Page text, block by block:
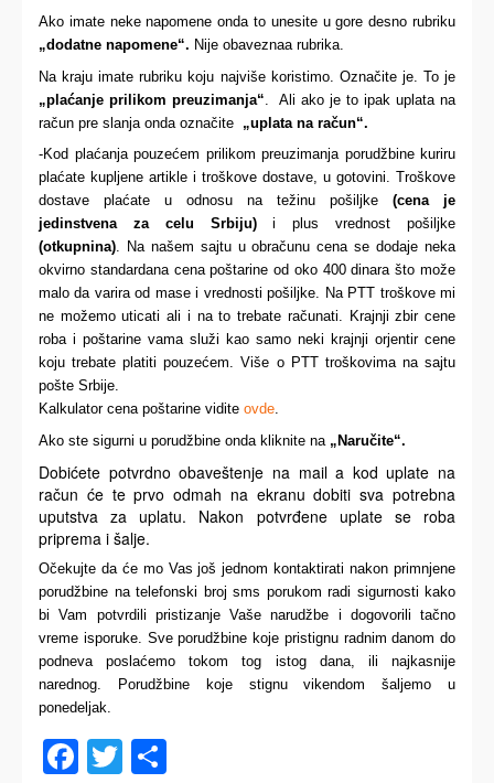
Ako imate neke napomene onda to unesite u gore desno rubriku
„dodatne napomene“. Nije obaveznaa rubrika.
Na kraju imate rubriku koju najviše koristimo. Označite je. To je
„plaćanje prilikom preuzimanja“ . Ali ako je to ipak uplata na
račun pre slanja onda označite „uplata na račun“.
-Kod plaćanja pouzećem prilikom preuzimanja porudžbine kuriru
plaćate kupljene artikle i troškove dostave, u gotovini. Troškove
dostave plaćate u odnosu na težinu pošiljke (cena je
jedinstvena za celu Srbiju)i plus vrednost pošiljke
(otkupnina). Na našem sajtu u obračunu cena se dodaje neka
okvirno standardana cena poštarine od oko 400 dinara što može
malo da varira od mase i vrednosti pošiljke. Na PTT troškove mi
ne možemo uticati ali i na to trebate računati. Krajnji zbir cene
roba i poštarine vama služi kao samo neki krajnji orjentir cene
koju trebate platiti pouzećem. Više o PTT troškovima na sajtu
pošte Srbije.
Kalkulator cena poštarine vidite ovde.
Ako ste sigurni u porudžbine onda kliknite na „Naručite“.
Dobićete potvrdno obaveštenje na mail a kod uplate na
račun će te prvo odmah na ekranu dobiti sva potrebna
uputstva za uplatu. Nakon potvrđene uplate se roba
priprema i šalje.
Očekujte da će mo Vas još jednom kontaktirati nakon primnjene
porudžbine na telefonski broj sms porukom radi sigurnosti kako
bi Vam potvrdili pristizanje Vaše narudžbe i dogovorili tačno
vreme isporuke. Sve porudžbine koje pristignu radnim danom do
podneva poslaćemo tokom tog istog dana, ili najkasnije
narednog. Porudžbine koje stignu vikendom šaljemo u
ponedeljak.
Facebook
Twitter